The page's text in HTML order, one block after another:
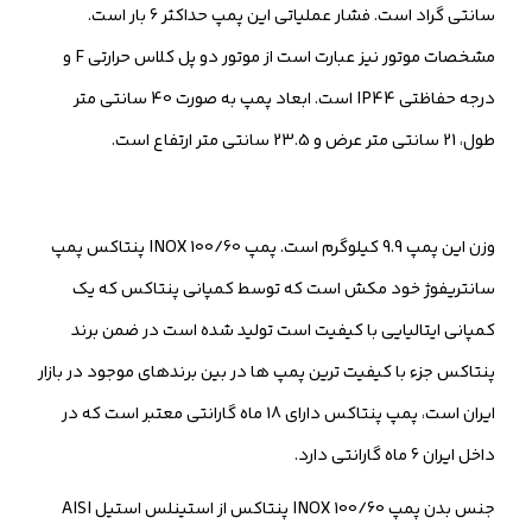
سانتی گراد است. فشار عملیاتی این پمپ حداکثر 6 بار است.
مشخصات موتور نیز عبارت است از موتور دو پل کلاس حرارتی F و
درجه حفاظتی IP44 است. ابعاد پمپ به صورت 40 سانتی متر
طول، 21 سانتی متر عرض و 23.5 سانتی متر ارتفاع است.
وزن این پمپ 9.9 کیلوگرم است. پمپ INOX 100/60 پنتاکس پمپ
سانتریفوژ خود مکش است که توسط کمپانی پنتاکس که یک
کمپانی ایتالیایی با کیفیت است تولید شده است در ضمن برند
پنتاکس جزء با کیفیت ترین پمپ ها در بین برندهای موجود در بازار
ایران است، پمپ پنتاکس دارای 18 ماه گارانتی معتبر است که در
داخل ایران 6 ماه گارانتی دارد.
جنس بدن پمپ INOX 100/60 پنتاکس از استینلس استیل AISI